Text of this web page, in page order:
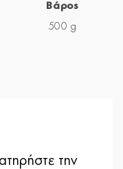
Βάρος
500 g
την